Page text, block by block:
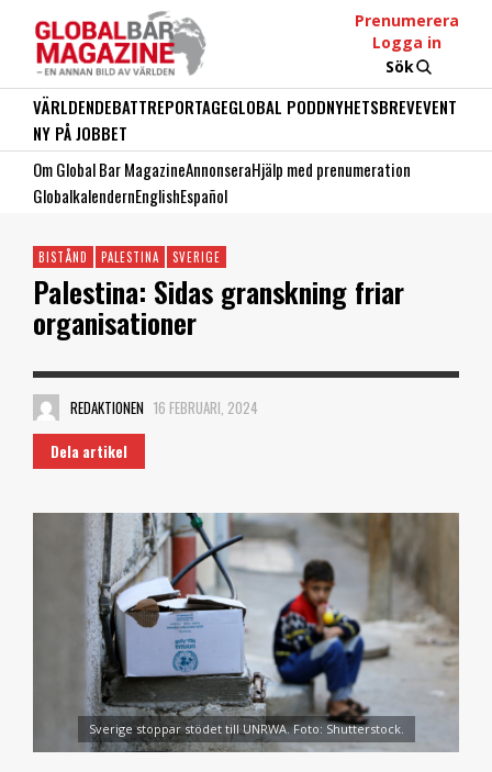
Prenumerera
Logga in
Sök
VÄRLDENDEBATTREPORTAGEGLOBAL PODDNYHETSBREVEVENT
NY PÅ JOBBET
Om Global Bar MagazineAnnonseraHjälp med prenumeration
GlobalkalendernEnglishEspañol
BISTÅND PALESTINA SVERIGE
Palestina: Sidas granskning friar
organisationer
REDAKTIONEN 16 FEBRUARI, 2024
Dela artikel
Sverige stoppar stödet till UNRWA. Foto: Shutterstock.